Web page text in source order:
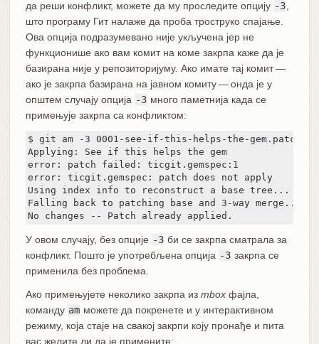
да реши конфликт, можете да му проследите опцију -3
што програму Гит налаже да проба троструко спајање.
Ова опција подразумевано није укључена јер не
функционише ако вам комит на коме закрпа каже да је
базирана није у репозиторијуму. Ако имате тај комит —
ако је закрпа базирана на јавном комиту — онда је у
општем случају опција -3 много паметнија када се
примењује закрпа са конфликтом:
$ git am -3 0001-see-if-this-helps-the-gem.patch
Applying: See if this helps the gem
error: patch failed: ticgit.gemspec:1
error: ticgit.gemspec: patch does not apply
Using index info to reconstruct a base tree...
Falling back to patching base and 3-way merge...
No changes -- Patch already applied.
У овом случају, без опције -3 би се закрпа сматрала за
конфликт. Пошто је употребљена опција -3 закрпа се
применила без проблема.
Ако примењујете неколико закрпа из mboxфајла,
команду am можете да покренете и у интерактивном
режиму, која стаје на свакој закрпи коју пронађе и пита
вас желите ли да је примените: